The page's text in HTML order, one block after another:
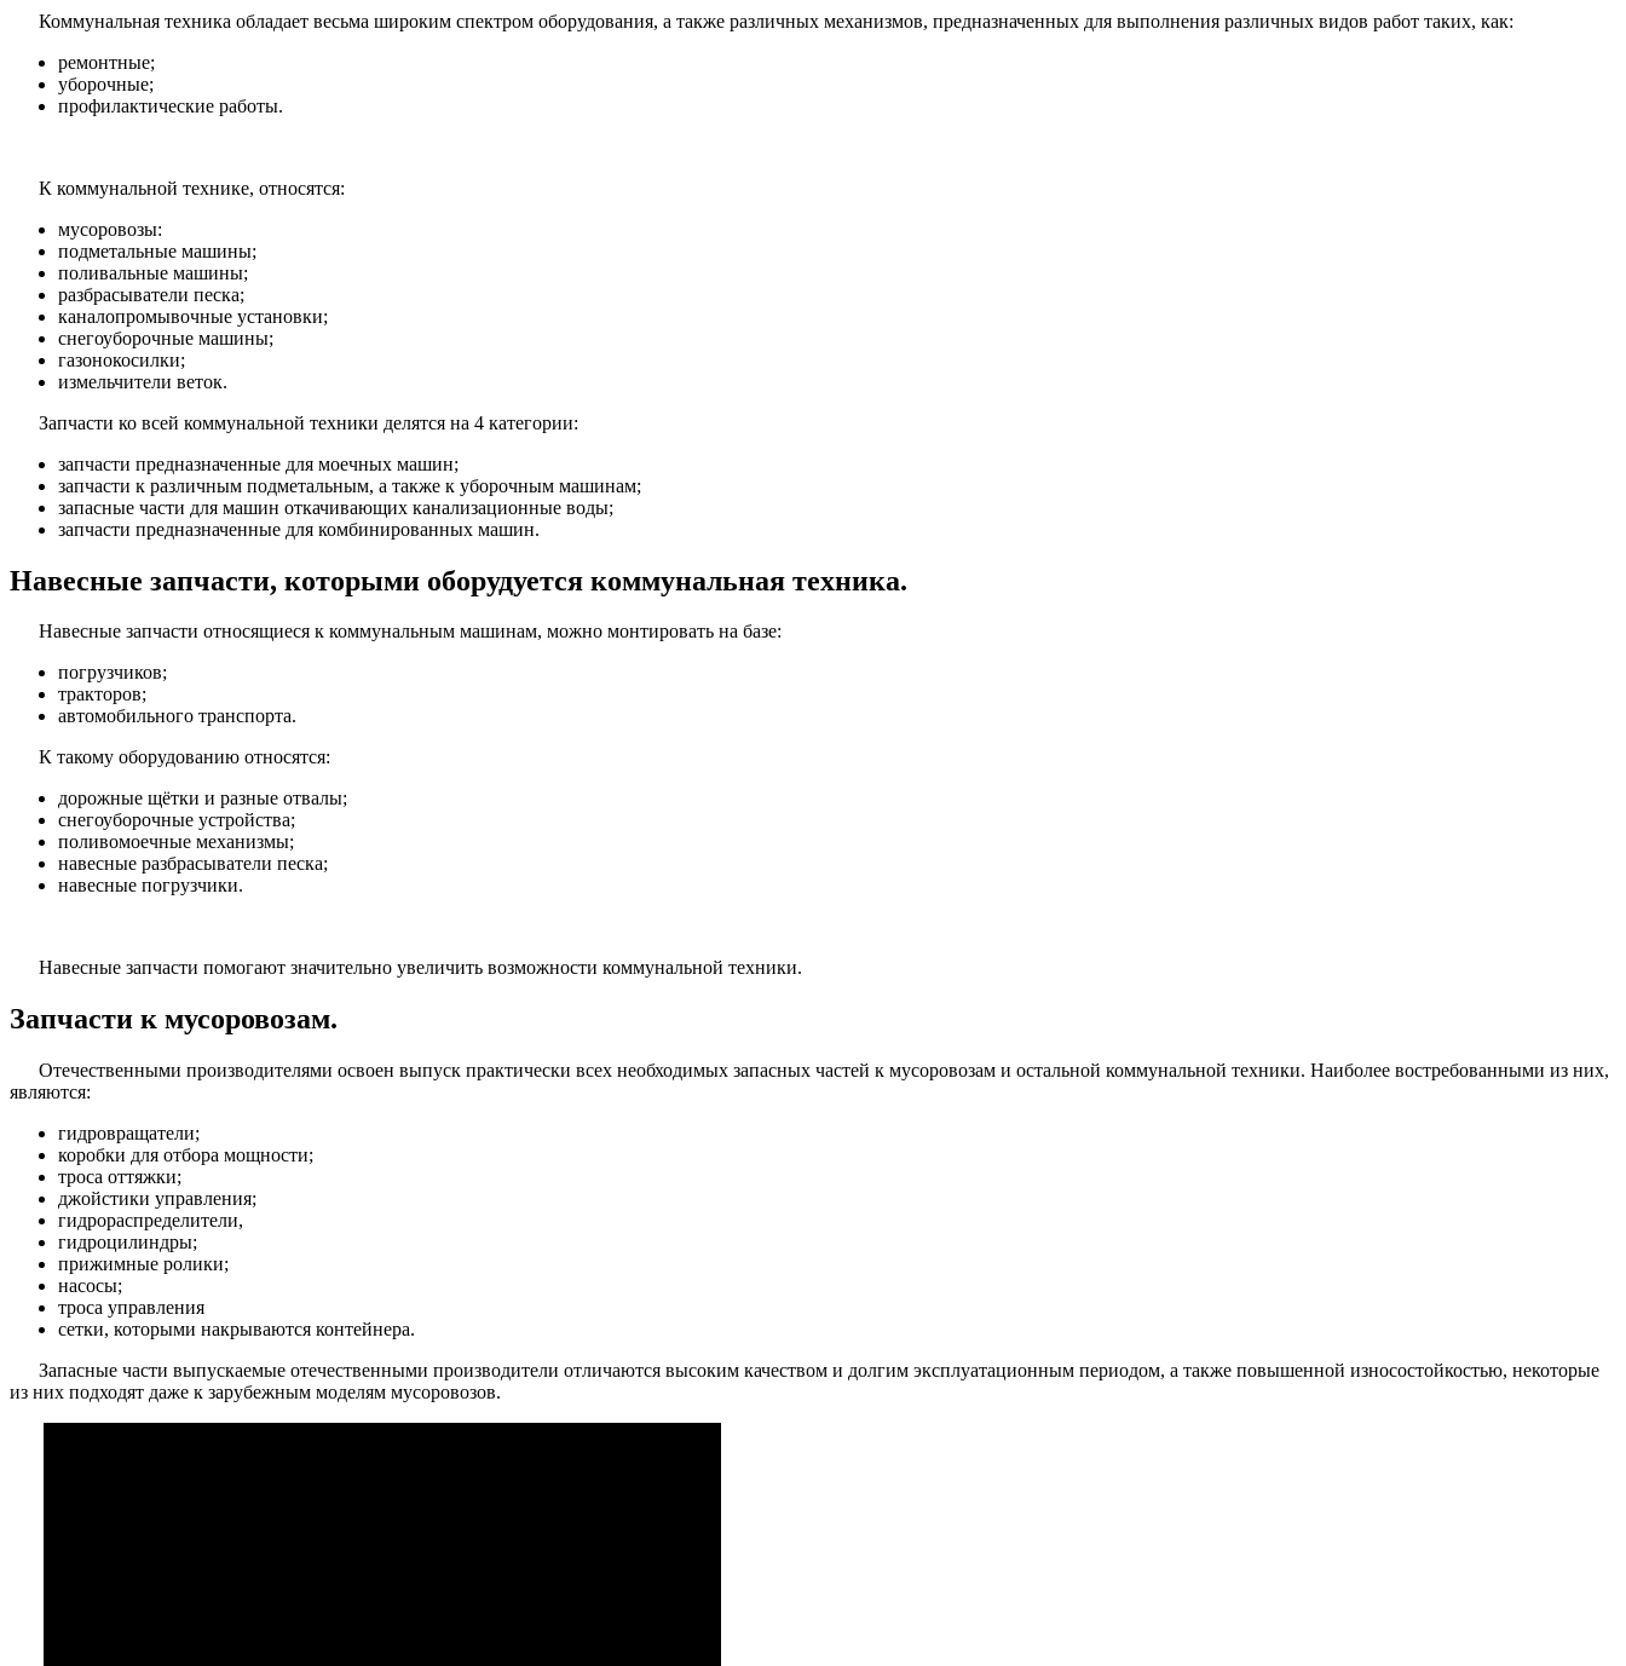
Коммунальная техника обладает весьма широким спектром оборудования, а также различных механизмов, предназначенных для выполнения различных видов работ таких, как:
ремонтные;
уборочные;
профилактические работы.
К коммунальной технике, относятся:
мусоровозы:
подметальные машины;
поливальные машины;
разбрасыватели песка;
каналопромывочные установки;
снегоуборочные машины;
газонокосилки;
измельчители веток.
Запчасти ко всей коммунальной техники делятся на 4 категории:
запчасти предназначенные для моечных машин;
запчасти к различным подметальным, а также к уборочным машинам;
запасные части для машин откачивающих канализационные воды;
запчасти предназначенные для комбинированных машин.
Навесные запчасти, которыми оборудуется коммунальная техника.
Навесные запчасти относящиеся к коммунальным машинам, можно монтировать на базе:
погрузчиков;
тракторов;
автомобильного транспорта.
К такому оборудованию относятся:
дорожные щётки и разные отвалы;
снегоуборочные устройства;
поливомоечные механизмы;
навесные разбрасыватели песка;
навесные погрузчики.
Навесные запчасти помогают значительно увеличить возможности коммунальной техники.
Запчасти к мусоровозам.
Отечественными производителями освоен выпуск практически всех необходимых запасных частей к мусоровозам и остальной коммунальной техники. Наиболее востребованными из них,
являются:
гидровращатели;
коробки для отбора мощности;
троса оттяжки;
джойстики управления;
гидрораспределители,
гидроцилиндры;
прижимные ролики;
насосы;
троса управления
сетки, которыми накрываются контейнера.
Запасные части выпускаемые отечественными производители отличаются высоким качеством и долгим эксплуатационным периодом, а также повышенной износостойкостью, некоторые
из них подходят даже к зарубежным моделям мусоровозов.